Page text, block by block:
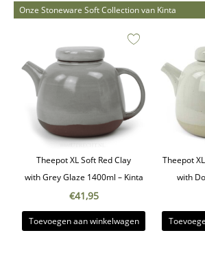
Onze Stoneware Soft Collection van Kinta
Theepot XL Soft Red Clay
with Grey Glaze 1400ml – Kinta
€41,95
Toevoegen aan winkelwagen
Theepot
with